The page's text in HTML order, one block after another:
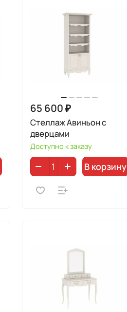
65 600 ₽
Стеллаж Авиньон с
дверцами
Доступно к заказу
В корзину